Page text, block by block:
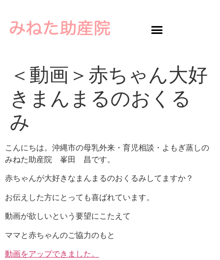
＜動画＞赤ちゃん大好
きまんまるのおくる
み
こんにちは。沖縄市の母乳外来・育児相談・よもぎ蒸しの
みねた助産院 峯田 昌です。
赤ちゃんが大好きなまんまるのおくるみしてますか？
お伝えした方にとっても喜ばれています。
動画が欲しいという要望にこたえて
ママと赤ちゃんのご協力のもと
動画をアップできました。